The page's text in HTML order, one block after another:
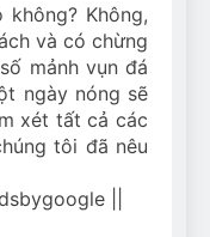
Không,
và có chừng
mảnh vụn đá
ngày nóng sẽ
xét tất cả các
tôi đã nêu
||